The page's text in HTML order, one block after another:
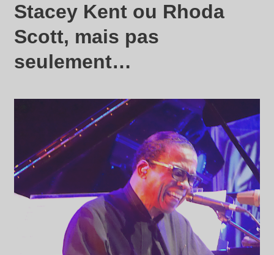
Stacey Kent ou Rhoda
Scott, mais pas
seulement…